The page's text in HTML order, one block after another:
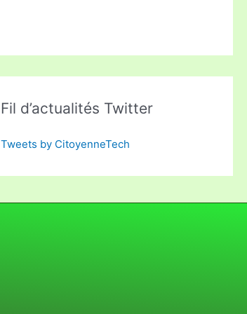
Fil d’actualités Twitter
Tweets by CitoyenneTech